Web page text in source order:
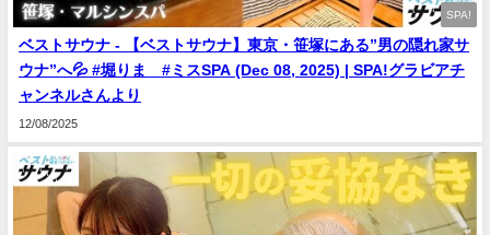
SPA!
ベストサウナ - 【ベストサウナ】東京・笹塚にある”男の隠れ家サ
ウナ”へ💦 #堀りま #ミスSPA (Dec 08, 2025) | SPA!グラビアチ
ャンネルさんより
12/08/2025